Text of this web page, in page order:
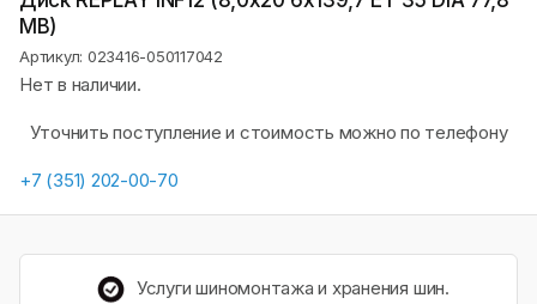
MB)
Артикул: 023416-050117042
Нет в наличии.
Уточнить поступление и стоимость можно по телефону
+7 (351) 202-00-70
Услуги шиномонтажа и хранения шин.